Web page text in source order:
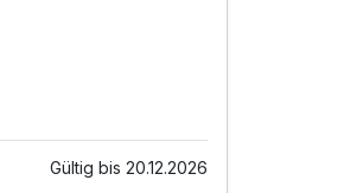
Gültig bis 20.12.2026